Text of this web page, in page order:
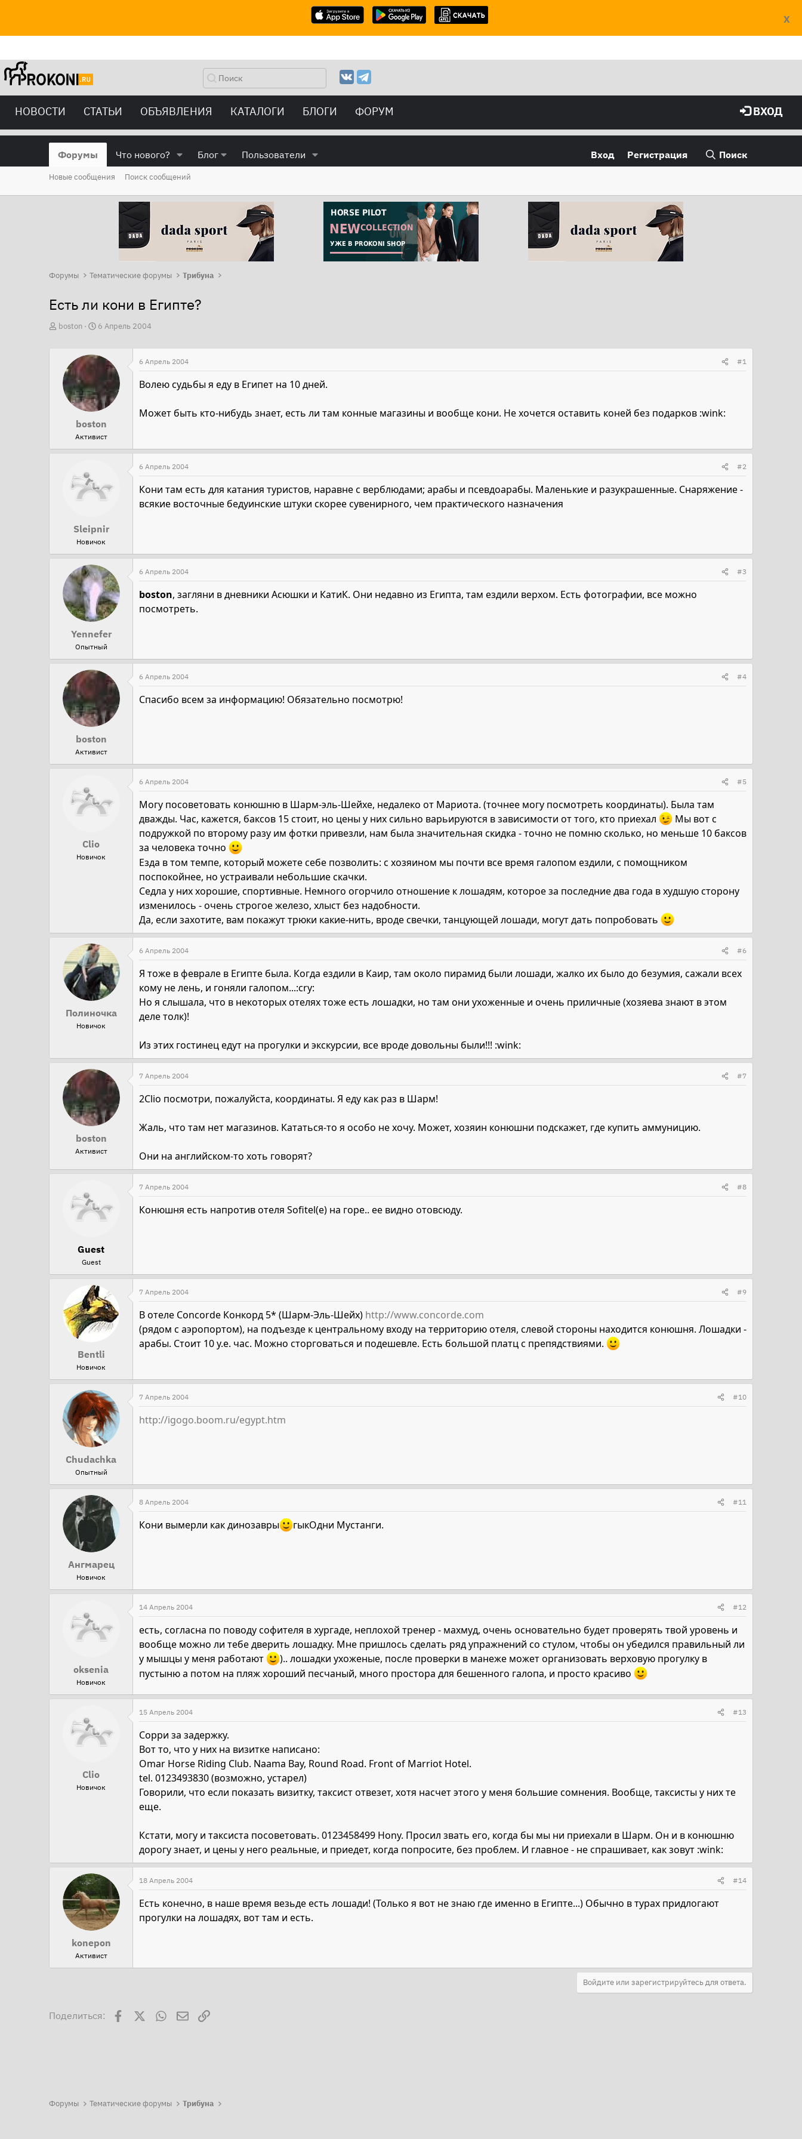
X
НОВОСТИ СТАТЬИ ОБЪЯВЛЕНИЯ КАТАЛОГИ БЛОГИ ФОРУМ ВХОД
Форумы Что нового? Блог Пользователи Вход Регистрация Поиск
Новые сообщения Поиск сообщений
Форумы Тематические форумы Трибуна
Есть ли кони в Египте?
А
boston
Д
т
а
ч
а
л
6 Апрель 2004
boston
Активист
6 Апрель 2004 #1
Волею судьбы я еду в Египет на 10 дней.
Может быть кто-нибудь знает, есть ли там конные магазины и вообще кони. Не хочется оставить коней без подарков :wink:
Sleipnir
Новичок
6 Апрель 2004 #2
Кони там есть для катания туристов, наравне с верблюдами; арабы и псевдоарабы. Маленькие и разукрашенные. Снаряжение -
всякие восточные бедуинские штуки скорее сувенирного, чем практического назначения
Yennefer
Опытный
6 Апрель 2004 #3
boston, загляни в дневники Асюшки и КатиК. Они недавно из Египта, там ездили верхом. Есть фотографии, все можно
посмотреть.
boston
Активист
6 Апрель 2004 #4
Спасибо всем за информацию! Обязательно посмотрю!
Clio
Новичок
6 Апрель 2004 #5
Могу посоветовать конюшню в Шарм-эль-Шейхе, недалеко от Мариота. (точнее могу посмотреть координаты). Была там
дважды. Час, кажется, баксов 15 стоит, но цены у них сильно варьируются в зависимости от того, кто приехал
Мы вот с
подружкой по второму разу им фотки привезли, нам была значительная скидка - точно не помню сколько, но меньше 10 баксов
за человека точно
Езда в том темпе, который можете себе позволить: с хозяином мы почти все время галопом ездили, с помощником
поспокойнее, но устраивали небольшие скачки.
Седла у них хорошие, спортивные. Немного огорчило отношение к лошадям, которое за последние два года в худшую сторону
изменилось - очень строгое железо, хлыст без надобности.
Да, если захотите, вам покажут трюки какие-нить, вроде свечки, танцующей лошади, могут дать попробовать
Полиночка
Новичок
6 Апрель 2004 #6
Я тоже в феврале в Египте была. Когда ездили в Каир, там около пирамид были лошади, жалко их было до безумия, сажали всех
кому не лень, и гоняли галопом...:cry:
Но я слышала, что в некоторых отелях тоже есть лошадки, но там они ухоженные и очень приличные (хозяева знают в этом
деле толк)!
Из этих гостинец едут на прогулки и экскурсии, все вроде довольны были!!! :wink:
boston
Активист
7 Апрель 2004 #7
2Сlio посмотри, пожалуйста, координаты. Я еду как раз в Шарм!
Жаль, что там нет магазинов. Кататься-то я особо не хочу. Может, хозяин конюшни подскажет, где купить аммуницию.
Они на английском-то хоть говорят?
Guest
Guest
7 Апрель 2004 #8
Конюшня есть напротив отеля Sofitel(e) на горе.. ее видно отовсюду.
Bentli
Новичок
7 Апрель 2004 #9
В отеле Concorde Конкорд 5* (Шарм-Эль-Шейх) http://www.concorde.com
(рядом с аэропортом), на подъезде к центральному входу на территорию отеля, слевой стороны находится конюшня. Лошадки -
арабы. Стоит 10 у.е. час. Можно сторговаться и подешевле. Есть большой платц с препядствиями.
Chudachka
Опытный
7 Апрель 2004 #10
http://igogo.boom.ru/egypt.htm
Ангмарец
Новичок
8 Апрель 2004 #11
Кони вымерли как динозавры гыкОдни Мустанги.
oksenia
Новичок
14 Апрель 2004 #12
есть, согласна по поводу софителя в хургаде, неплохой тренер - махмуд, очень основательно будет проверять твой уровень и
вообще можно ли тебе дверить лошадку. Мне пришлось сделать ряд упражнений со стулом, чтобы он убедился правильный ли
у мышцы у меня работают
).. лошадки ухоженые, после проверки в манеже может организовать верховую прогулку в
пустыню а потом на пляж хороший песчаный, много простора для бешенного галопа, и просто красиво
Clio
Новичок
15 Апрель 2004 #13
Сорри за задержку.
Вот то, что у них на визитке написано:
Omar Horse Riding Club. Naama Bay, Round Road. Front of Marriot Hotel.
tel. 0123493830 (возможно, устарел)
Говорили, что если показать визитку, таксист отвезет, хотя насчет этого у меня большие сомнения. Вообще, таксисты у них те
еще.
Кстати, могу и таксиста посоветовать. 0123458499 Hony. Просил звать его, когда бы мы ни приехали в Шарм. Он и в конюшню
дорогу знает, и цены у него реальные, и приедет, когда попросите, без проблем. И главное - не спрашивает, как зовут :wink:
konepon
Активист
18 Апрель 2004 #14
Есть конечно, в наше время везьде есть лошади! (Только я вот не знаю где именно в Египте...) Обычно в турах придлогают
прогулки на лошадях, вот там и есть.
Войдите или зарегистрируйтесь для ответа.
Поделиться: FacebookWhatsAppЭлектронная почта
Ссылка
Форумы Тематические форумы Трибуна